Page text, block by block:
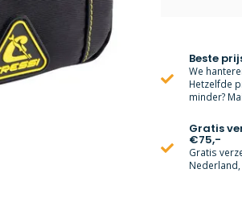
Beste
We
Hetzelfde
minder?
Gratis
€75,-
Gratis